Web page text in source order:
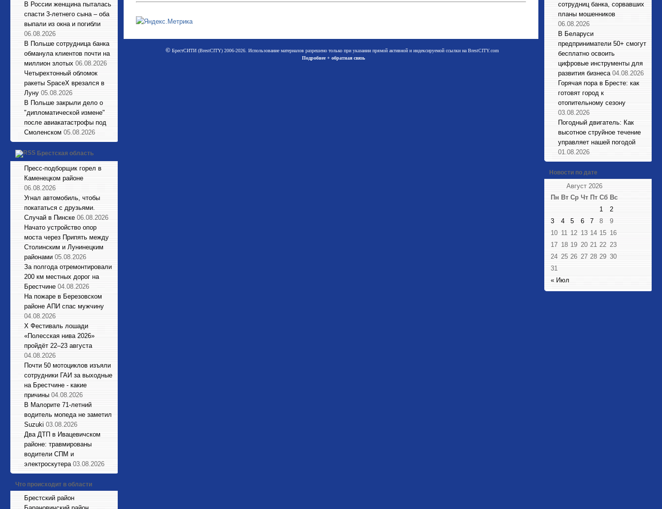
В России женщина пыталась
спасти 3-летнего сына – оба
выпали из окна и погибли
06.08.2026
В Польше сотрудница банка
обманула клиентов почти на
миллион злотых 06.08.2026
Четырехтонный обломок
ракеты SpaceX врезался в
Луну 05.08.2026
В Польше закрыли дело о
"дипломатической измене"
после авиакатастрофы под
Смоленском 05.08.2026
Брестская область
Пресс-подборщик горел в
Каменецком районе
06.08.2026
Угнал автомобиль, чтобы
покататься с друзьями.
Случай в Пинске 06.08.2026
Начато устройство опор
моста через Припять между
Столинским и Лунинецким
районами 05.08.2026
За полгода отремонтировали
200 км местных дорог на
Брестчине 04.08.2026
На пожаре в Березовском
районе АПИ спас мужчину
04.08.2026
X Фестиваль лошади
«Полесская нива 2026»
пройдёт 22–23 августа
04.08.2026
Почти 50 мотоциклов изъяли
сотрудники ГАИ за выходные
на Брестчине - какие
причины 04.08.2026
В Малорите 71-летний
водитель мопеда не заметил
Suzuki 03.08.2026
Два ДТП в Ивацевичском
районе: травмированы
водители СПМ и
электроскутера 03.08.2026
Что происходит в области
Брестский район
©БрестСИТИ (BrestCITY) 2006-2026. Использование материалов разрешено только при указании прямой активной и индексируемой ссылки на BrestCITY.com
Подробнее + обратная связь
сотрудниц банка, сорвавших
планы мошенников
06.08.2026
В Беларуси
предприниматели 50+ смогут
бесплатно освоить
цифровые инструменты для
развития бизнеса 04.08.2026
Горячая пора в Бресте: как
готовят город к
отопительному сезону
03.08.2026
Погодный двигатель: Как
высотное струйное течение
управляет нашей погодой
01.08.2026
Новости по дате
Август 2026
Пн Вт Ср Чт Пт Сб Вс
« Июл
1
2
3
4 5 6 7 8
9
10 11 12 13 14 15 16
17 18 19 20 21 22 23
24 25 26 27 28 29 30
31